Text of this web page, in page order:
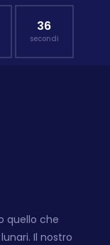
35
secondi
quello che
Il nostro